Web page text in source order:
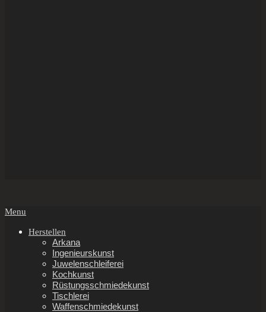
Secondary
Menu
Menu
Herstellen
Arkana
Ingenieurskunst
Juwelenschleiferei
Kochkunst
Rüstungsschmiedekunst
Tischlerei
Waffenschmiedekunst